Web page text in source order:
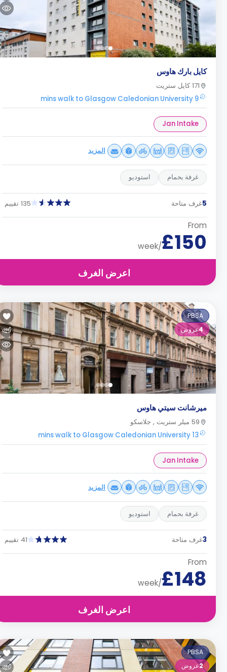
كايل بارك هاوس
171 كايل ستريت
9 mins walk to Glasgow Caledonian University
Jan Intake
المزيد
غرفة بحمام استوديو
غرف متاحة 135 تقييم
From
£150
/week
اعرض الغرف
PBSA
4عروض
ميرشانت سيتي هاوس
59 ميلر ستريت , جلاسكو
13 mins walk to Glasgow Caledonian University
Jan Intake
المزيد
غرفة بحمام استوديو
غرف متاحة 41 تقييم
From
£148
/week
اعرض الغرف
PBSA
2 عروض